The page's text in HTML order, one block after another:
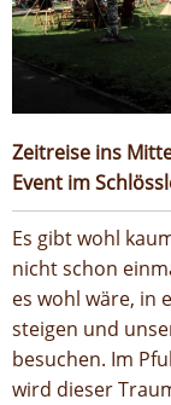
Zeitreise ins
Event im
Es gibt wohl
nicht schon
es wohl wäre, in
steigen und
besuchen. Im
wird dieser